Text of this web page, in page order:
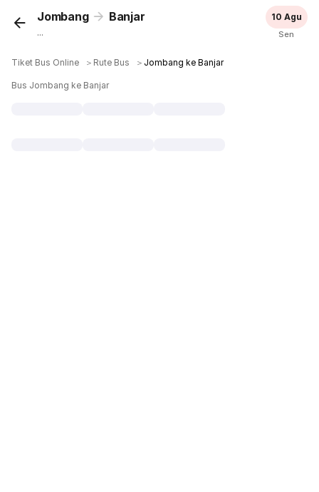
Jombang Banjar
...
10 Agu
Sen
Tiket Bus Online ＞ Rute Bus ＞ Jombang ke Banjar
Bus Jombang ke Banjar